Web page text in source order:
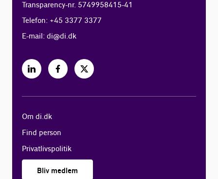
Transparency-nr. 5749958415-41
Telefon: +45 3377 3377
E-mail:di@di.dk
Om di.dk
Find person
Privatlivspolitik
Bliv medlem